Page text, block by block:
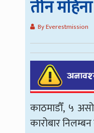
तीन
By Everestmission
काठमाडौँ, ५
कारोबार